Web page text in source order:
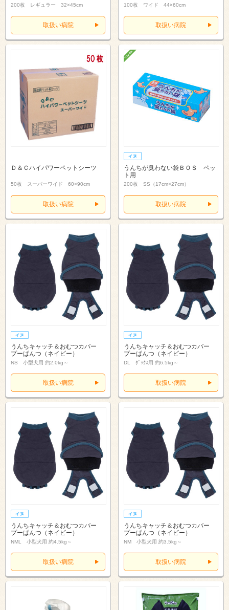
200枚 レギュラー 32×45cm
取扱い病院
100枚 ワイド 44×60cm
取扱い病院
Ｄ＆Ｃハイパワーペットシーツ
50枚 スーパーワイド 60×90cm
取扱い病院
うんちが臭わない袋ＢＯＳ ペッ
ト用
200枚 SS（17cm×27cm）
取扱い病院
うんちキャッチ＆おむつカバー
プーぱんつ（ネイビー）
NS 小型犬用 約2.0kg～
取扱い病院
うんちキャッチ＆おむつカバー
プーぱんつ（ネイビー）
DL ﾀﾞｯｸｽ用 約6.5kg～
取扱い病院
うんちキャッチ＆おむつカバー
プーぱんつ（ネイビー）
NML 小型犬用 約4.5kg～
取扱い病院
うんちキャッチ＆おむつカバー
プーぱんつ（ネイビー）
NM 小型犬用 約3.5kg～
取扱い病院